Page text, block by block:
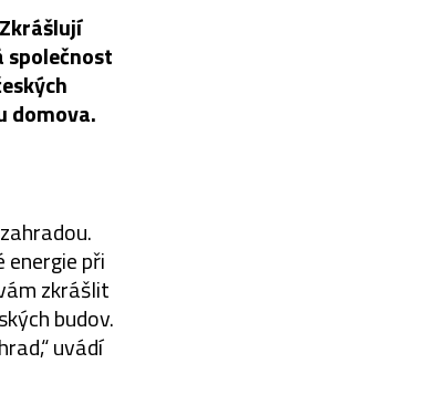
společnost
domova.
při
zkrášlit
budov.
uvádí